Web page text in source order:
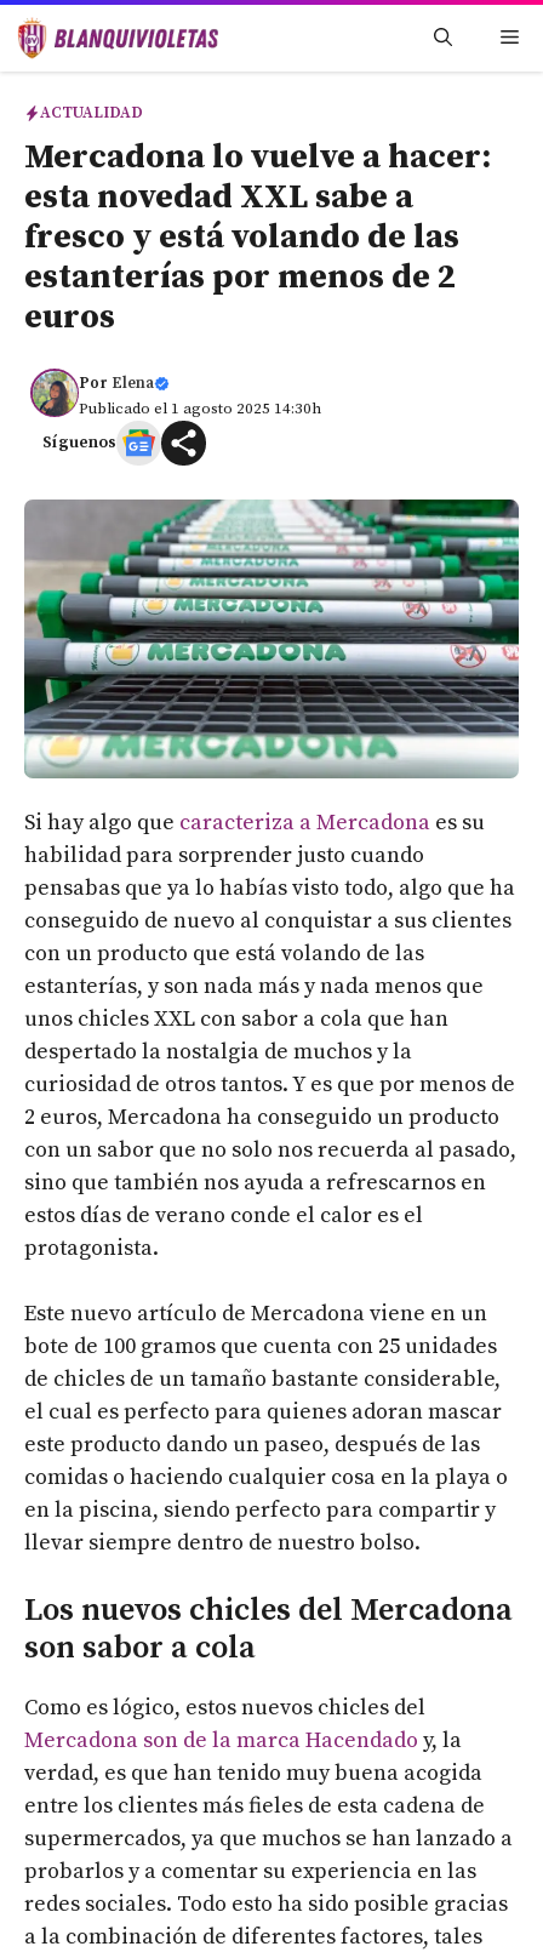
Saltar
ACTUALIDAD
Mercadona lo vuelve a hacer:
esta novedad XXL sabe a
fresco y está volando de las
estanterías por menos de 2
euros
Por Elena
Publicado el 1 agosto 2025 14:30h
Síguenos
Si hay algo que caracteriza a Mercadona es su
habilidad para sorprender justo cuando
pensabas que ya lo habías visto todo, algo que ha
conseguido de nuevo al conquistar a sus clientes
con un producto que está volando de las
estanterías, y son nada más y nada menos que
unos chicles XXL con sabor a cola que han
despertado la nostalgia de muchos y la
curiosidad de otros tantos. Y es que por menos de
2 euros, Mercadona ha conseguido un producto
con un sabor que no solo nos recuerda al pasado,
sino que también nos ayuda a refrescarnos en
estos días de verano conde el calor es el
protagonista.
Este nuevo artículo de Mercadona viene en un
bote de 100 gramos que cuenta con 25 unidades
de chicles de un tamaño bastante considerable,
el cual es perfecto para quienes adoran mascar
este producto dando un paseo, después de las
comidas o haciendo cualquier cosa en la playa o
en la piscina, siendo perfecto para compartir y
llevar siempre dentro de nuestro bolso.
Los nuevos chicles del Mercadona
son sabor a cola
Como es lógico, estos nuevos chicles del
Mercadona son de la marca Hacendado y, la
verdad, es que han tenido muy buena acogida
entre los clientes más fieles de esta cadena de
supermercados, ya que muchos se han lanzado a
probarlos y a comentar su experiencia en las
redes sociales. Todo esto ha sido posible gracias
a la combinación de diferentes factores, tales